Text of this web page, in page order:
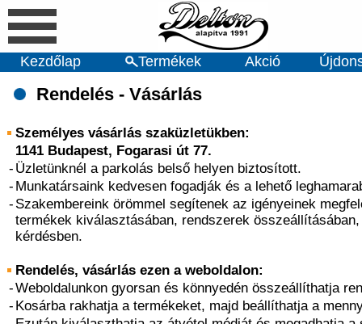
Kezdőlap Termékek Akció
Rendelés - Vásárlás
Személyes vásárlás szaküzletükben:
1141 Budapest, Fogarasi út 77.
- Üzletünknél a parkolás belső helyen biztosított.
- Munkatársaink kedvesen fogadják és a lehető
- Szakembereink örömmel segítenek az igényeinek
termékek kiválasztásában, rendszerek
kérdésben.
Rendelés, vásárlás ezen a weboldalon:
-Weboldalunkon gyorsan és könnyedén összeállíthatja
- Kosárba rakhatja a termékeket, majd beállíthatja a